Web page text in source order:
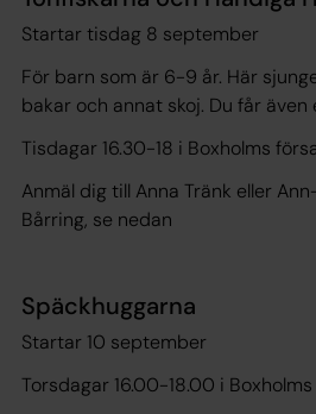
Startar tisdag 8 september
För barn som är 6-9 år. Här
bakar och annat skoj. Du får
Tisdagar 16.30-18 i Boxholms
Anmäl dig till Anna Tränk eller
Bårring, se nedan
Späckhuggarna
Startar 10 september
Torsdagar 16.00-18.00 i